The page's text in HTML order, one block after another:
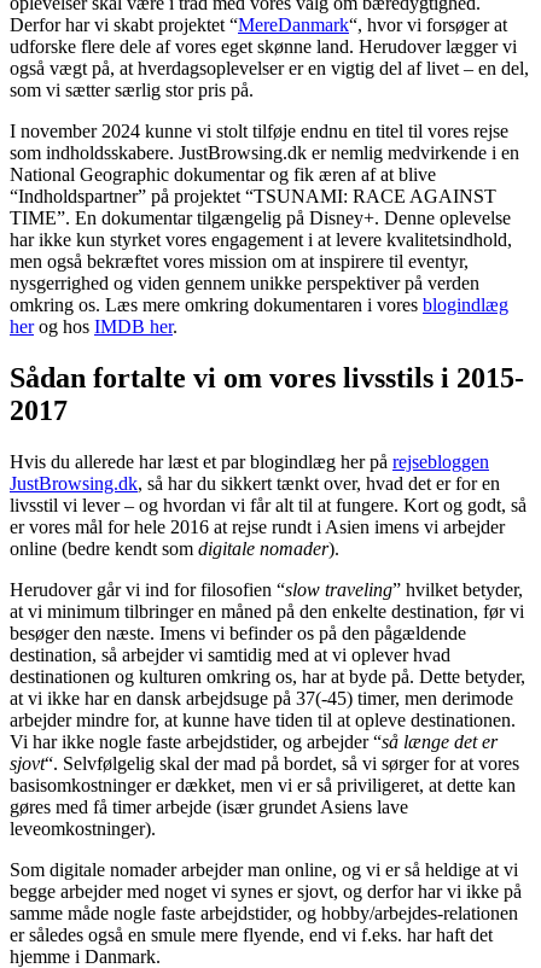
Derfor har vi skabt projektet “MereDanmark“, hvor vi forsøger at
udforske flere dele af vores eget skønne land. Herudover lægger vi
også vægt på, at hverdagsoplevelser er en vigtig del af livet – en del,
som vi sætter særlig stor pris på.
I november 2024 kunne vi stolt tilføje endnu en titel til vores rejse
som indholdsskabere. JustBrowsing.dk er nemlig medvirkende i en
National Geographic dokumentar og fik æren af at blive
“Indholdspartner” på projektet “TSUNAMI: RACE AGAINST
TIME”. En dokumentar tilgængelig på Disney+. Denne oplevelse
har ikke kun styrket vores engagement i at levere kvalitetsindhold,
men også bekræftet vores mission om at inspirere til eventyr,
nysgerrighed og viden gennem unikke perspektiver på verden
omkring os. Læs mere omkring dokumentaren i vores blogindlæg
herog hos IMDB her.
Sådan fortalte vi om vores livsstils i 2015-
2017
Hvis du allerede har læst et par blogindlæg her på rejsebloggen
JustBrowsing.dk, så har du sikkert tænkt over, hvad det er for en
livsstil vi lever – og hvordan vi får alt til at fungere. Kort og godt, så
er vores mål for hele 2016 at rejse rundt i Asien imens vi arbejder
online (bedre kendt som digitale nomader).
Herudover går vi ind for filosofien “slow traveling” hvilket betyder,
at vi minimum tilbringer en måned på den enkelte destination, før vi
besøger den næste. Imens vi befinder os på den pågældende
destination, så arbejder vi samtidig med at vi oplever hvad
destinationen og kulturen omkring os, har at byde på. Dette betyder,
at vi ikke har en dansk arbejdsuge på 37(-45) timer, men derimode
arbejder mindre for, at kunne have tiden til at opleve destinationen.
Vi har ikke nogle faste arbejdstider, og arbejder “så længe det er
sjovt“. Selvfølgelig skal der mad på bordet, så vi sørger for at vores
basisomkostninger er dækket, men vi er så priviligeret, at dette kan
gøres med få timer arbejde (især grundet Asiens lave
leveomkostninger).
Som digitale nomader arbejder man online, og vi er så heldige at vi
begge arbejder med noget vi synes er sjovt, og derfor har vi ikke på
samme måde nogle faste arbejdstider, og hobby/arbejdes-relationen
er således også en smule mere flyende, end vi f.eks. har haft det
hjemme i Danmark.